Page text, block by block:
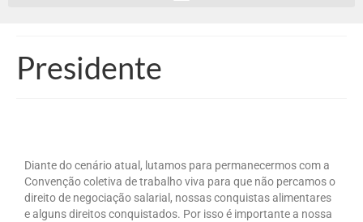
Presidente
Diante do cenário atual, lutamos para permanecermos com a
Convenção coletiva de trabalho viva para que não percamos o
direito de negociação salarial, nossas conquistas alimentares
e alguns direitos conquistados. Por isso é importante a nossa